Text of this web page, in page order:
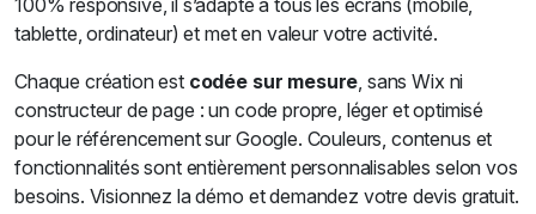
100% responsive, il s’adapte à tous les écrans (mobile,
tablette, ordinateur) et met en valeur votre activité.
Chaque création est codée sur mesure, sans Wix ni
constructeur de page : un code propre, léger et optimisé
pour le référencement sur Google. Couleurs, contenus et
fonctionnalités sont entièrement personnalisables selon vos
besoins. Visionnez la démo et demandez votre devis gratuit.